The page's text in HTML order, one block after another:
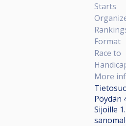
Starts
Format
Race to
More
Pöydän
Sijoille